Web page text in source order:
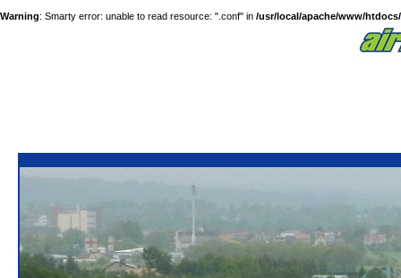
Warning: Smarty error: unable to read resource: ".conf" in /usr/local/apache/www/